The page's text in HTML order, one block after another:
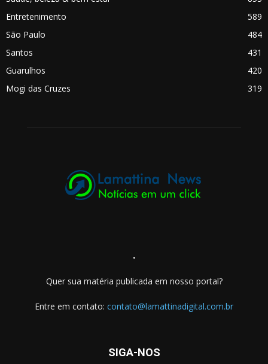
Entretenimento
589
São Paulo
484
Santos
431
Guarulhos
420
Mogi das Cruzes
319
.
Quer sua matéria publicada em nosso portal?
Entre em contato: contato@lamattinadigital.com.br
SIGA-NOS